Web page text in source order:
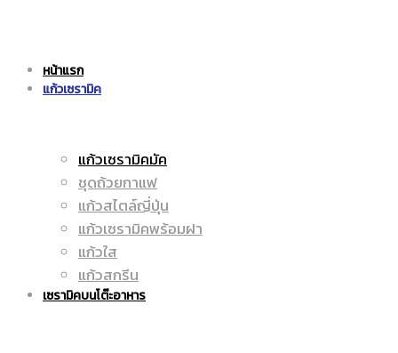
ราคา
|
เซรามิค
ราคา
หน้าแรก
แก้วเซรามิค
แก้วเซรามิคมัค
ชุดถ้วยกาแฟ
แก้วสไตล์ญี่ปุ่น
แก้วเซรามิคพร้อมฝา
แก้วใส
แก้วสกรีน
เซรามิคบนโต๊ะอาหาร